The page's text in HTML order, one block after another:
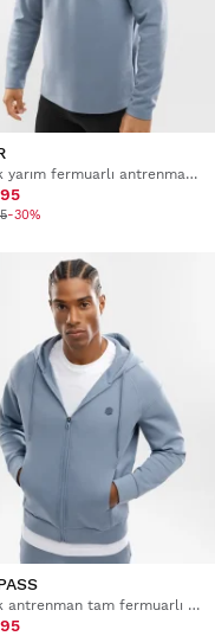
Erkek yarım fermuarlı antrenman sweatshirt'ü
-30%
Erkek antrenman tam fermuarlı kapüşonlu sweatshirt